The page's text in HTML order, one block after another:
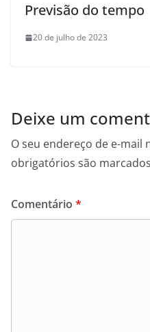
Previsão do tempo
20 de julho de 2023
Deixe um
O seu endereço de e-mail
obrigatórios são
Comentário *